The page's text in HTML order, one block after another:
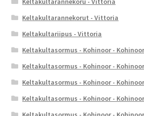
Keltakultarannekorut - Vittoria
Keltakultariipus - Vittoria
Keltakultasormus - Kohinoor -
Keltakultasormus - Kohinoor -
Keltakultasormus - Kohinoor -
Keltakultasormus - Kohinoor -